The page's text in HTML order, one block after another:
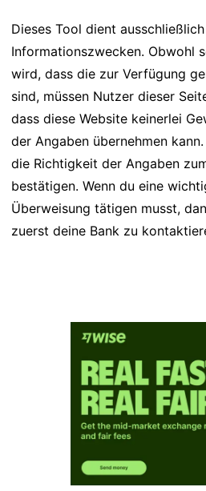
Dieses Tool dient
Informationszwecken. Obwohl
wird, dass die zur Verfügung
sind, müssen Nutzer dieser
dass diese Website keinerlei
der Angaben übernehmen
die Richtigkeit der Angaben
bestätigen. Wenn du eine
Überweisung tätigen musst,
zuerst deine Bank zu